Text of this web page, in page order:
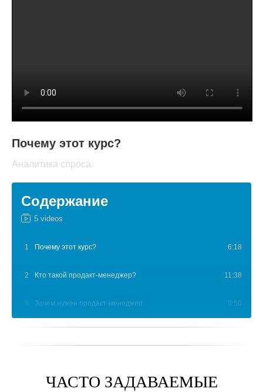
Содержание
5 videos
1 Почему этот курс? 6:18
2 Кто такой продакт-менеджер? 11:38
3 Зачем нужен продакт-менеджер 9:50
Почему этот курс?
Аналитика спроса.
ЧАСТО ЗАДАВАЕМЫЕ